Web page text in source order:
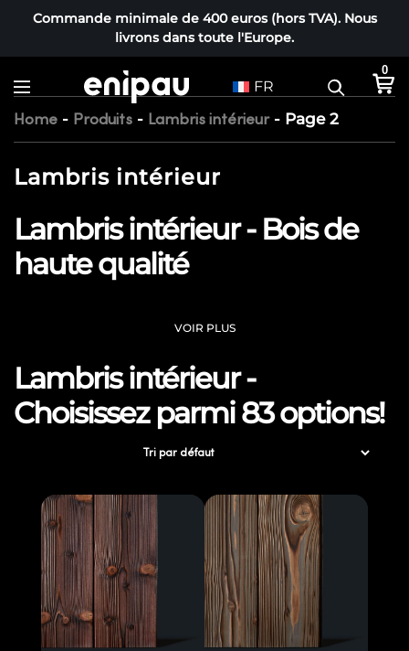
Commande minimale de 400 euros (hors TVA). Nous
livrons dans toute l'Europe.
FR
0
Home - Produits - Lambris intérieur- Page 2
Lambris intérieur
Lambris intérieur - Bois de
haute qualité
VOIR PLUS
Lambris intérieur -
Choisissez parmi 83 options!